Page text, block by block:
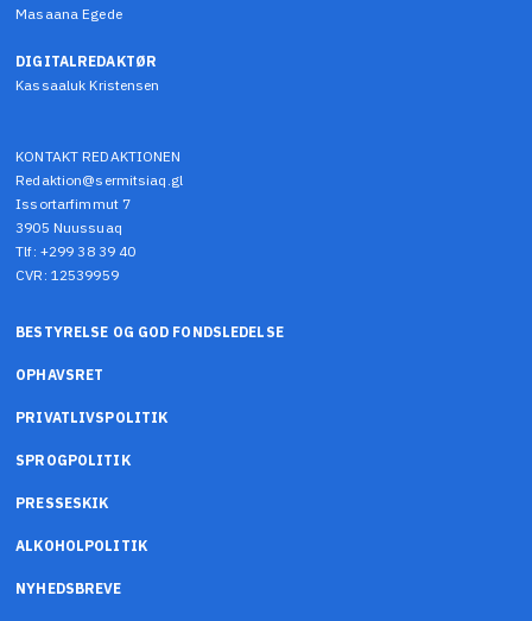
Masaana Egede
DIGITALREDAKTØR
Kassaaluk Kristensen
KONTAKT REDAKTIONEN
Redaktion@sermitsiaq.gl
Issortarfimmut 7
3905 Nuussuaq
Tlf: +299 38 39 40
CVR: 12539959
BESTYRELSE OG GOD FONDSLEDELSE
OPHAVSRET
PRIVATLIVSPOLITIK
SPROGPOLITIK
PRESSESKIK
ALKOHOLPOLITIK
NYHEDSBREVE